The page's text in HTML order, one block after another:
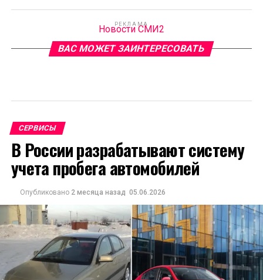
РЕКЛАМА
Новости СМИ2
ВАС МОЖЕТ ЗАИНТЕРЕСОВАТЬ
СЕРВИСЫ
В России разрабатывают систему
учета пробега автомобилей
Опубликовано 2 месяца назад 05.06.2026